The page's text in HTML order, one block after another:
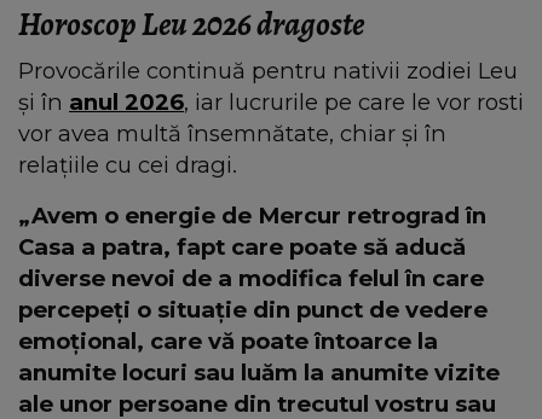
Horoscop Leu 2026 dragoste
Provocările continuă pentru nativii zodiei Leu
și în anul 2026, iar lucrurile pe care le vor rosti
vor avea multă însemnătate, chiar și în
relațiile cu cei dragi.
„Avem o energie de Mercur retrograd în
Casa a patra, fapt care poate să aducă
diverse nevoi de a modifica felul în care
percepeți o situație din punct de vedere
emoțional, care vă poate întoarce la
anumite locuri sau luăm la anumite vizite
ale unor persoane din trecutul vostru sau